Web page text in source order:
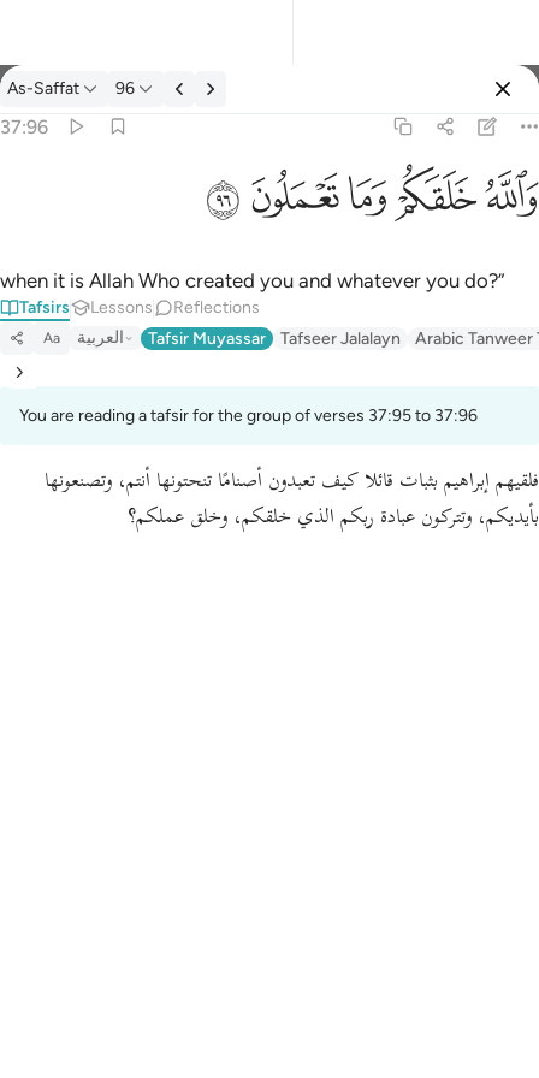
Tafsir: As-Saffat 37:96
As-Saffat 96
37:96
وَٱللَّهُ خَلَقَكُمْ وَمَا تَعْمَلُونَ ٩٦
ﲤﲥﲦﲧﲨ
when it is Allah Who created you and whatever you do?”
Tafsirs Lessons Reflections
Aa العربية Tafsir Muyassar Tafseer Jalalayn Arabic Tanweer
You are reading a tafsir for the group of verses 37:95 to 37:96
فلقيهم إبراهيم بثبات قائلا كيف تعبدون أصنامًا تنحتونها أنتم، وتصنعونها
بأيديكم، وتتركون عبادة ربكم الذي خلقكم، وخلق عملكم؟